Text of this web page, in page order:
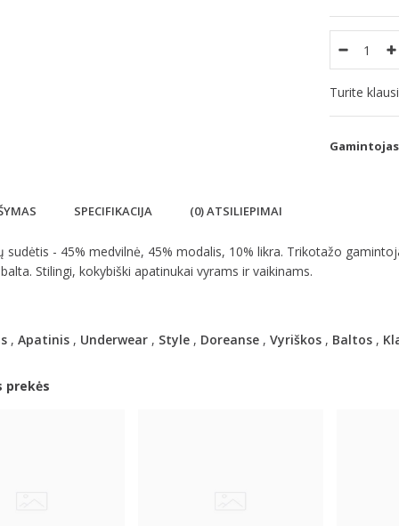
Turite
SPECIFIKACIJA (0) ATSILIEPIMAI
sudėtis - 45% medvilnė, 45% modalis, 10% likra. Trikotažo
Stilingi, kokybiški apatinukai vyrams ir vaikinams.
, Apatinis, Underwear, Style, Doreanse, Vyriškos, Baltos,
prekės